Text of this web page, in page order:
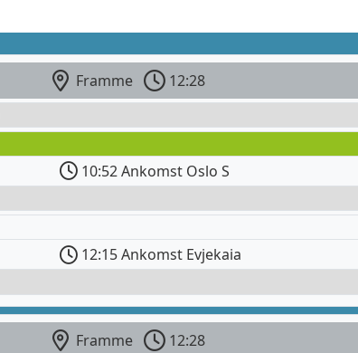
Framme
12:28
10:52 Ankomst Oslo S
12:15 Ankomst Evjekaia
Framme
12:28